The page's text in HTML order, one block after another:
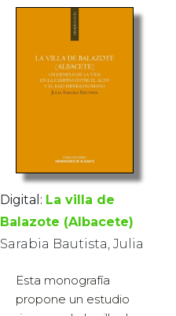
Digital: La villa de
Balazote (Albacete)
Sarabia Bautista, Julia
Esta monografía
propone un estudio